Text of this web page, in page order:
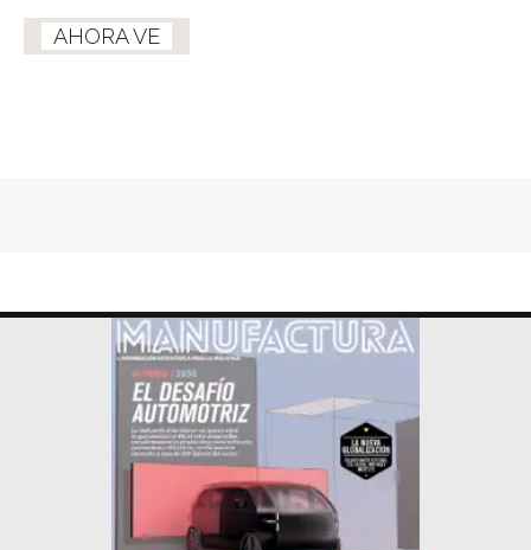
AHORA VE